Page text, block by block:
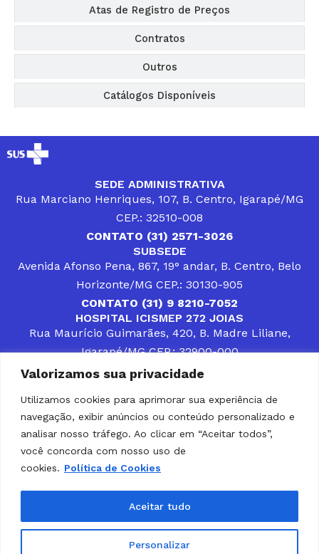
Valorizamos sua privacidade
Utilizamos cookies para aprimorar sua experiência de
navegação, exibir anúncios ou conteúdo personalizado e
analisar nosso tráfego. Ao clicar em “Aceitar todos”,
você concorda com nosso uso de
cookies. Política de Cookies
Personalizar
Aceitar tudo
Atas de Registro de Preços
Contratos
Outros
Catálogos Disponíveis
SEDE ADMINISTRATIVA
Rua Marciano Henriques, 107, B. Centro, Igarapé/MG
CEP.: 32510-008
CONTATO (31) 2571-3026
SUBSEDE
Avenida Afonso Pena, 867, 19° andar, B. Centro, Belo
Horizonte/MG CEP.: 30130-905
CONTATO (31) 9 8210-7052
HOSPITAL ICISMEP 272 JOIAS
Rua Maurício Guimarães, 420, B. Madre Liliane,
Igarapé/MG CEP.: 32900-000
CONTATOS (31) 3512-4400 ou (31) 9 8309-8660
DESENVOLVER SOLUÇÕES, AÇÕES E SERVIÇOS
PÚBLICOS QUE COMPLEMENTEM A ASSISTÊNCIA À
POPULAÇÃO DA REGIÃO EM QUE ATUA, SENDO
PARCEIRO DOS MUNICÍPIOS CONSORCIADOS NA
SOLUÇÃO DE DIFICULDADES ENFRENTADAS POR
GESTORES MUNICIPAIS, É O COMPROMISSO DO
ICISMEP.
Home Institucional Municípios
Portal da Integridade
LGPD